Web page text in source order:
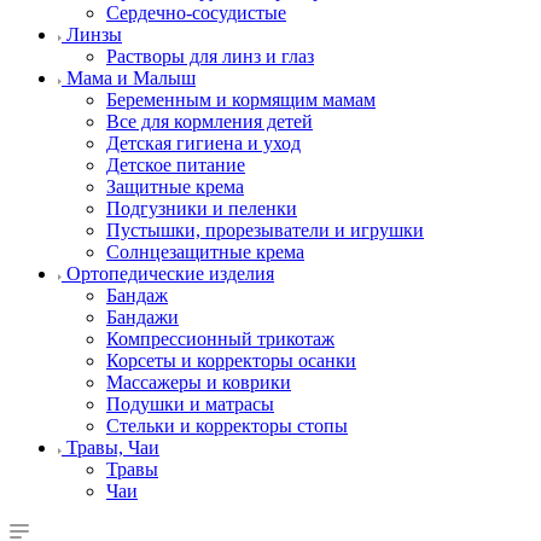
Сердечно-сосудистые
Линзы
Растворы для линз и глаз
Мама и Малыш
Беременным и кормящим мамам
Все для кормления детей
Детская гигиена и уход
Детское питание
Защитные крема
Подгузники и пеленки
Пустышки, прорезыватели и игрушки
Солнцезащитные крема
Ортопедические изделия
Бандаж
Бандажи
Компрессионный трикотаж
Корсеты и корректоры осанки
Массажеры и коврики
Подушки и матрасы
Стельки и корректоры стопы
Травы, Чаи
Травы
Чаи